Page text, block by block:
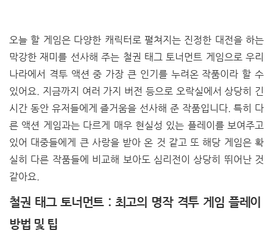
오늘 할 게임은 다양한 캐릭터로 펼쳐지는 진정한 대전을 하는
막강한 재미를 선사해 주는 철권 태그 토너먼트 게임으로 우리
나라에서 격투 액션 중 가장 큰 인기를 누려온 작품이라 할 수
있어요. 지금까지 여러 가지 버전 등으로 오락실에서 상당히 긴
시간 동안 유저들에게 즐거움을 선사해 준 작품입니다. 특히 다
른 액션 게임과는 다르게 매우 현실성 있는 플레이를 보여주고
있어 대중들에게 큰 사랑을 받아 온 것 같고 또 해당 게임은 확
실히 다른 작품들에 비교해 보아도 심리전이 상당히 뛰어난 것
같아요.
철권 태그 토너먼트 : 최고의 명작 격투 게임 플레이
방법 및 팁